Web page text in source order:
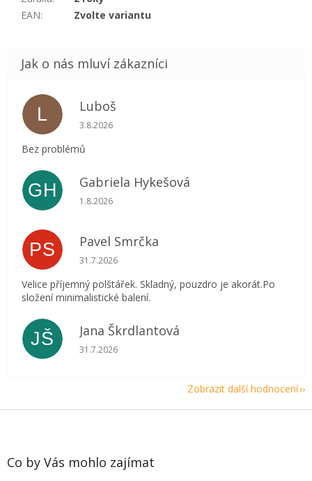
EAN: Zvolte variantu
L Luboš
Hodnocení obchodu je 5 z 5 hvězdiček.
3.8.2026
Bez problémů
GH Gabriela Hykešová
Hodnocení obchodu je 5 z 5 hvězdiček.
1.8.2026
PS Pavel Smrčka
Hodnocení obchodu je 5 z 5 hvězdiček.
31.7.2026
Velice příjemný polštářek. Skladný, pouzdro je akorát.Po
složení minimalistické balení.
JŠ Jana Škrdlantová
Hodnocení obchodu je 5 z 5 hvězdiček.
31.7.2026
Zobrazit další hodnocení
Z
Co by Vás mohlo zajímat